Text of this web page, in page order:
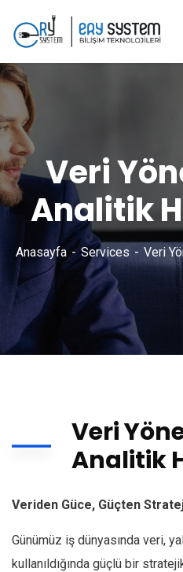
Veri
Analitik
Anasayfa Services Veri
Veri
Analitik
Veriden Güce, Güçten
Günümüz iş dünyasında veri,
kullanıldığında güçlü bir